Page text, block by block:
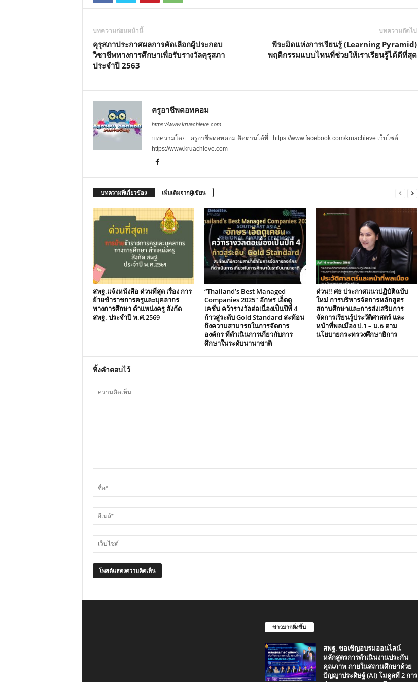
บทความก่อนหน้านี้
คุรุสภาประกาศผลการคัดเลือกผู้ประกอบ
วิชาชีพทางการศึกษาเพื่อรับรางวัลคุรุสภา
ประจำปี 2563
บทความถัดไป
พีระมิดแห่งการเรียนรู้ (Learning Pyramid)
พฤติกรรมแบบไหนที่ช่วยให้เราเรียนรู้ได้ดีที่สุด
ครูอาชีพดอทคอม
https://www.kruachieve.com
บทความโดย : ครูอาชีพดอทคอม ติดตามได้ที่ : https://www.facebook.com/kruachieve เว็บไซต์ :
https://www.kruachieve.com
บทความที่เกี่ยวข้อง เพิ่มเติมจากผู้เขียน
สพฐ.แจ้งหนังสือ ด่วนที่สุด เรื่อง การ
ย้ายข้าราชการครูและบุคลากร
ทางการศึกษา ตำแหน่งครู สังกัด
สพฐ. ประจำปี พ.ศ.2569
“Thailand’s Best Managed
Companies 2025″ อักษร เอ็ดดู
เคชั่น คว้ารางวัลต่อเนื่องเป็นปีที่ 4
ก้าวสู่ระดับ Gold Standard สะท้อน
ถึงความสามารถในการจัดการ
องค์กร ที่ดำเนินการเกี่ยวกับการ
ศึกษาในระดับนานาชาติ
ด่วน!! ศธ ประกาศแนวปฏิบัติฉบับ
ใหม่ การบริหารจัดการหลักสูตร
สถานศึกษาและการส่งเสริมการ
จัดการเรียนรู้ประวัติศาสตร์ และ
หน้าที่พลเมือง ป.1 – ม.6 ตาม
นโยบายกระทรวงศึกษาธิการ
ทิ้งคำตอบไว้
ข่าวมากยิ่งขึ้น
สพฐ. ขอเชิญอบรมออนไลน์
หลักสูตรการดำเนินงานประกัน
คุณภาพ ภายในสถานศึกษาด้วย
ปัญญาประดิษฐ์ (AI) โมดูลที่ 2 การ